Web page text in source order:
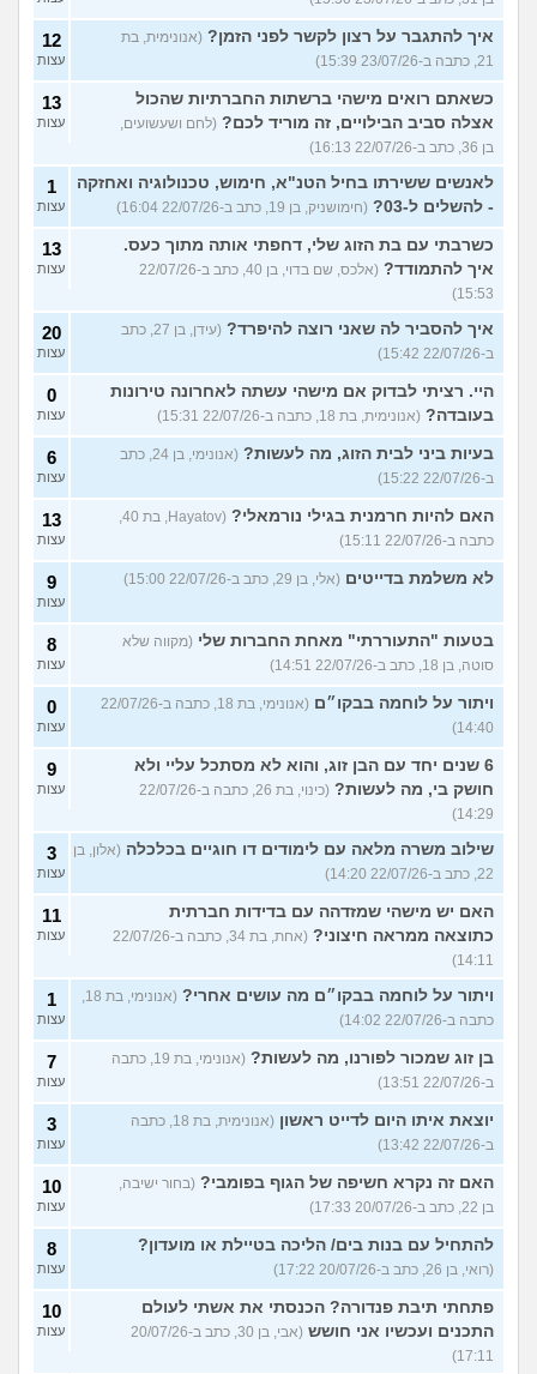
איך להתגבר על רצון לקשר לפני הזמן? (אנונימית, בת
21, כתבה ב-23/07/26 15:39)
12
עצות
כשאתם רואים מישהי ברשתות החברתיות שהכול
אצלה סביב הבילויים, זה מוריד לכם? (לחם ושעשועים,
בן 36, כתב ב-22/07/26 16:13)
13
עצות
לאנשים ששירתו בחיל הטנ"א, חימוש, טכנולוגיה ואחזקה
- להשלים ל-03?
(חימושניק, בן 19, כתב ב-22/07/26 16:04)
1
עצות
כשרבתי עם בת הזוג שלי, דחפתי אותה מתוך כעס.
איך להתמודד?
(אלכס, שם בדוי, בן 40, כתב ב-22/07/26
15:53)
13
עצות
איך להסביר לה שאני רוצה להיפרד?
(עידן, בן 27, כתב
ב-22/07/26 15:42)
20
עצות
היי. רציתי לבדוק אם מישהי עשתה לאחרונה טירונות
בעובדה? (אנונימית, בת 18, כתבה ב-22/07/26 15:31)
0
עצות
בעיות ביני לבית הזוג, מה לעשות?
(אנונימי, בן 24, כתב
ב-22/07/26 15:22)
6
עצות
האם להיות חרמנית בגילי נורמאלי?
(Hayatov, בת 40,
כתבה ב-22/07/26 15:11)
13
עצות
לא משלמת בדייטים (אלי, בן 29, כתב ב-22/07/26 15:00) 9
עצות
בטעות "התעוררתי" מאחת החברות שלי (מקווה שלא
סוטה, בן 18, כתב ב-22/07/26 14:51)
8
עצות
ויתור על לוחמה בבקו״ם
(אנונימי, בת 18, כתבה ב-22/07/26
14:40)
0
עצות
6 שנים יחד עם הבן זוג, והוא לא מסתכל עליי ולא
חושק בי, מה לעשות?
(כינוי, בת 26, כתבה ב-22/07/26
14:29)
9
עצות
שילוב משרה מלאה עם לימודים דו חוגיים בכלכלה (אלון, בן
22, כתב ב-22/07/26 14:20)
3
עצות
האם יש מישהי שמזדהה עם בדידות חברתית
כתוצאה ממראה חיצוני?
(אחת, בת 34, כתבה ב-22/07/26
14:11)
11
עצות
ויתור על לוחמה בבקו״ם מה עושים אחרי?
(אנונימי, בת 18,
כתבה ב-22/07/26 14:02)
1
עצות
בן זוג שמכור לפורנו, מה לעשות?
(אנונימי, בת 19, כתבה
ב-22/07/26 13:51)
7
עצות
יוצאת איתו היום לדייט ראשון
(אנונימית, בת 18, כתבה
ב-22/07/26 13:42)
3
עצות
האם זה נקרא חשיפה של הגוף בפומבי? (בחור ישיבה,
בן 22, כתב ב-20/07/26 17:33)
10
עצות
להתחיל עם בנות בים/ הליכה בטיילת או מועדון?
(רואי, בן 26, כתב ב-20/07/26 17:22)
8
עצות
פתחתי תיבת פנדורה? הכנסתי את אשתי לעולם
התכנים ועכשיו אני חושש
(אבי, בן 30, כתב ב-20/07/26
17:11)
10
עצות